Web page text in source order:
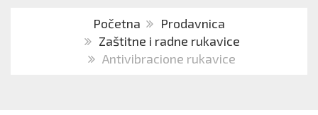
Početna
Prodavnica
Zaštitne i radne rukavice
Antivibracione rukavice